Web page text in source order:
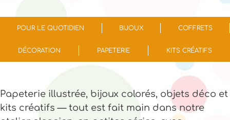
POUR LE QUOTIDIEN BIJOUX COFFRETS
DÉCORATION PAPETERIE KITS CRÉATIFS
Papeterie illustrée, bijoux colorés, objets déco et
kits créatifs — tout est fait main dans notre